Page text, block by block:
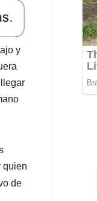
y
quien
de